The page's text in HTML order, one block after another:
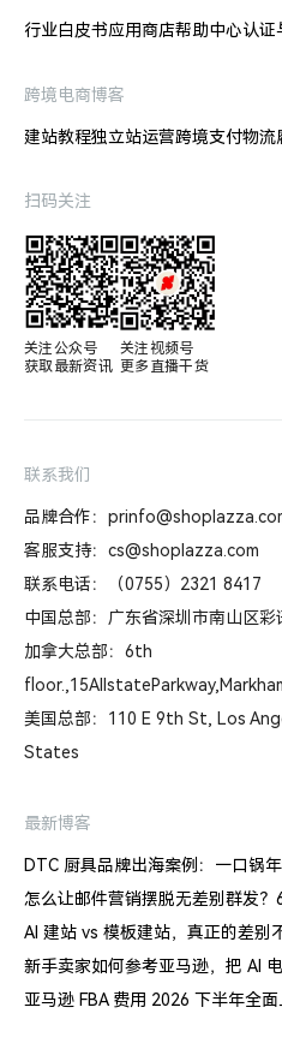
行业白皮书应用商店帮助中心认证
跨境电商博客
建站教程独立站运营跨境支付物流
扫码关注
关注公众号
获取最新资讯
关注视频号
更多直播干货
联系我们
品牌合作：
客服支持：cs@shoplazza.com
联系电话：（0755）2321 8417
中国总部：广东省深圳市南山区
加拿大总部：6th
美国总部：110 E 9th St, Los
States
最新博客
怎么让邮件营销摆脱无差别群发
AI 建站 vs 模板建站，真正的差别
新手卖家如何参考亚马逊，把 AI
亚马逊 FBA 费用 2026 下半年全